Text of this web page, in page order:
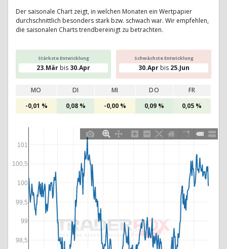
Der saisonale Chart zeigt, in welchen Monaten ein Wertpapier
durchschnittlich besonders stark bzw. schwach war. Wir empfehlen,
die saisonalen Charts trendbereinigt zu betrachten.
98,5
99
99,5
100
100,5
101
Stärkste Entwicklung
23.Mär bis 30.Apr
Schwächste Entwicklung
30.Aprbis 25.Jun
MO DI MI DO
FR
-0,01 %
0,08 % -0,00 % 0,09 % 0,05 %